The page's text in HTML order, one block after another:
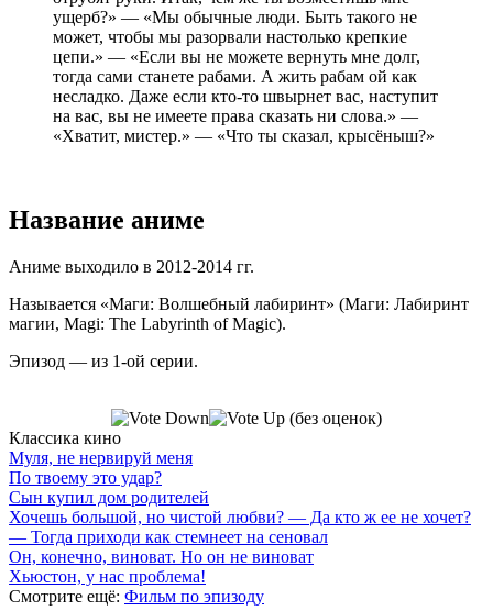
ущерб?» — «Мы обычные люди. Быть такого не
может, чтобы мы разорвали настолько крепкие
цепи.» — «Если вы не можете вернуть мне долг,
тогда сами станете рабами. А жить рабам ой как
несладко. Даже если кто-то швырнет вас, наступит
на вас, вы не имеете права сказать ни слова.» —
«Хватит, мистер.» — «Что ты сказал, крысёныш?»
Название аниме
Аниме выходило в 2012-2014 гг.
Называется «Маги: Волшебный лабиринт» (Маги: Лабиринт
магии, Magi: The Labyrinth of Magic).
Эпизод — из 1-ой серии.
(без оценок)
Классика кино
Муля, не нервируй меня
По твоему это удар?
Сын купил дом родителей
Хочешь большой, но чистой любви? — Да кто ж ее не хочет?
— Тогда приходи как стемнеет на сеновал
Он, конечно, виноват. Но он не виноват
Хьюстон, у нас проблема!
Смотрите ещё: Фильм по эпизоду